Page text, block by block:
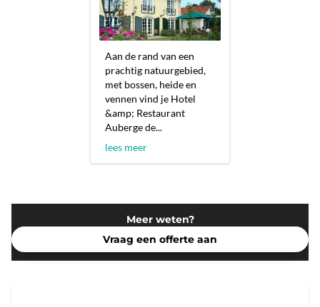
Aan de rand van een
prachtig natuurgebied,
met bossen, heide en
vennen vind je Hotel
&amp; Restaurant
Auberge de...
lees meer
Meer weten?
Vraag een offerte aan